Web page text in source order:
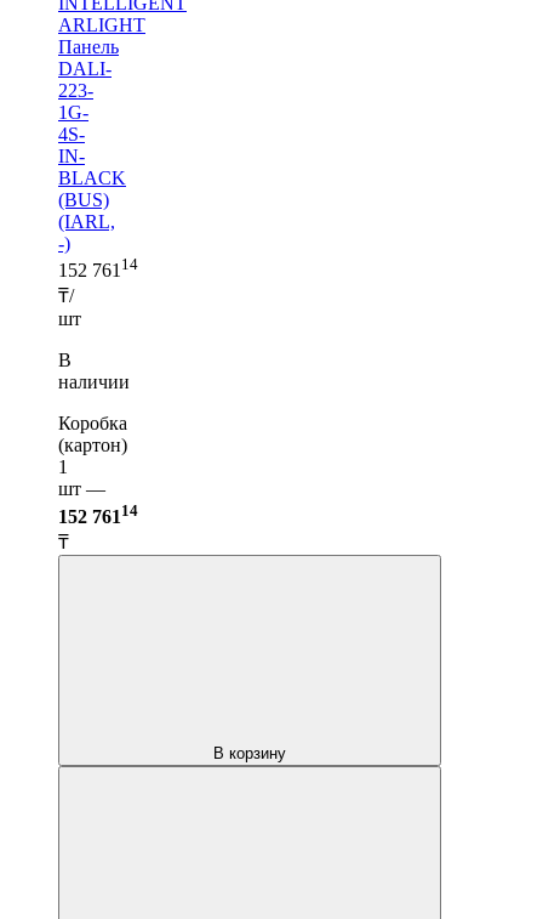
ARLIGHT
Панель
DALI-
223-
1G-
4S-
IN-
BLACK
(BUS)
(IARL,
-)
152 761 14
₸/
шт
В
наличии
Коробка
(картон)
1
шт —
152 761 14
₸
В корзину